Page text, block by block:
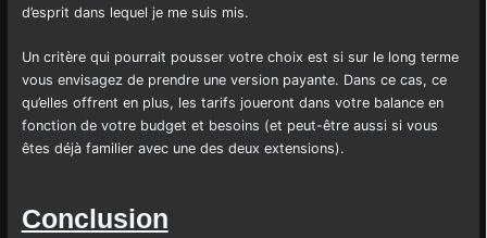
d’esprit dans lequel je me suis mis.
Un critère qui pourrait pousser votre choix est si sur le long terme
vous envisagez de prendre une version payante. Dans ce cas, ce
qu’elles offrent en plus, les tarifs joueront dans votre balance en
fonction de votre budget et besoins (et peut-être aussi si vous
êtes déjà familier avec une des deux extensions).
Conclusion